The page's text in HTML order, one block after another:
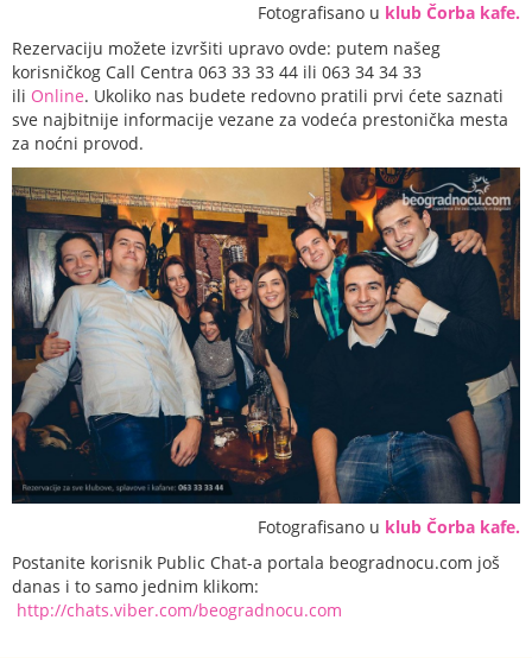
Fotografisano u klub Čorba kafe.
Rezervaciju možete izvršiti upravo ovde: putem našeg
korisničkog Call Centra 063 33 33 44 ili 063 34 34 33
ili Online. Ukoliko nas budete redovno pratili prvi ćete saznati
sve najbitnije informacije vezane za vodeća prestonička mesta
za noćni provod.
Fotografisano u klub Čorba kafe.
Postanite korisnik Public Chat-a portala beogradnocu.com još
danas i to samo jednim klikom:
http://chats.viber.com/beogradnocu.com